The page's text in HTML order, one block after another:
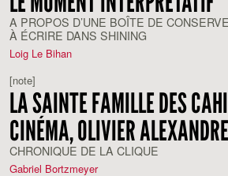
A PROPOS D’UNE BOÎTE DE
À ÉCRIRE DANS SHINING
Loig Le Bihan
[note]
LA SAINTE FAMILLE DES
CINÉMA, OLIVIER ALEXANDRE
CHRONIQUE DE LA CLIQUE
Gabriel Bortzmeyer